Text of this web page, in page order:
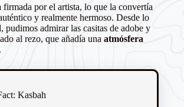
firmada por el artista, lo que la convertía
y realmente hermoso. Desde lo
pudimos admirar las casitas de adobe y
al rezo, que añadía una atmósfera
Kasbah